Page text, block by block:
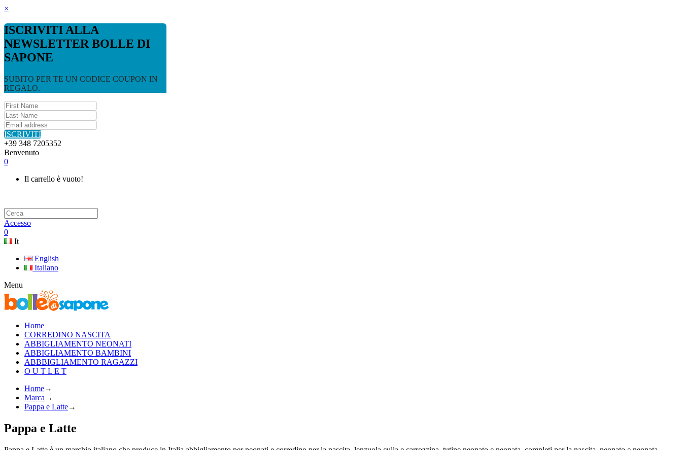
×
ISCRIVITI ALLA
NEWSLETTER BOLLE DI
SAPONE
SUBITO PER TE UN CODICE COUPON IN
REGALO.
ISCRIVITI
+39 348 7205352
Benvenuto
0
Il carrello è vuoto!
Accesso
0
It
English
Italiano
Menu
Home
CORREDINO NASCITA
ABBIGLIAMENTO NEONATI
ABBIGLIAMENTO BAMBINI
ABBBIGLIAMENTO RAGAZZI
O U T L E T
Home→
Marca →
Pappa e Latte→
Pappa e Latte